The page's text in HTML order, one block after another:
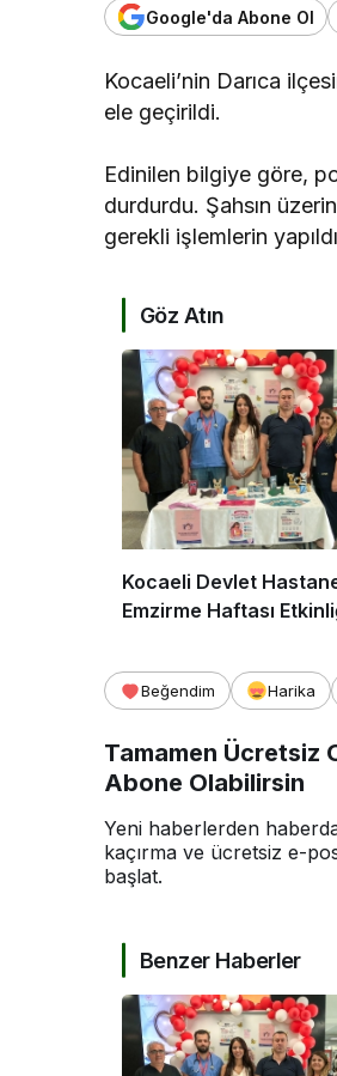
Google'da Abone Ol
Kocaeli’nin Darıca
ele geçirildi.
Edinilen bilgiye göre,
durdurdu. Şahsın
gerekli işlemlerin
Göz Atın
Kocaeli Devlet
Emzirme Haftası
Beğendim Harika
Tamamen Ücretsiz
Abone Olabilirsin
Yeni haberlerden
kaçırma ve ücretsiz e-
başlat.
Benzer Haberler